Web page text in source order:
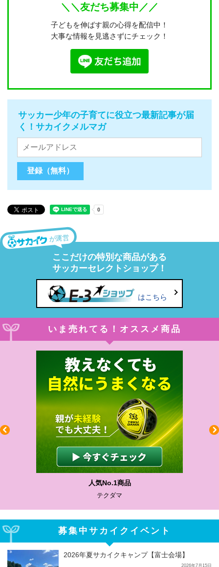
＼＼友だち募集中／／
子どもを伸ばす親の心得を配信中！
大事な情報を見逃さずにチェック！
サッカー少年の子育てに役立つ最新記事が届
く！サカイクメルマガ
が運営
ここだけの特別な商品がある
サッカーセレクトショップ！
はこちら
いま売れてる！オススメ商品
わかりやすい質問に沿って書ける
サカイクサッカーノート
募集中サカイクイベント
2026年夏サカイクキャンプ【富士会場】
2026年7月15日